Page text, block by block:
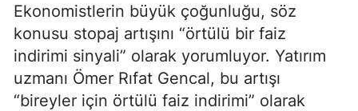
Ekonomistlerin büyük çoğunluğu, söz
konusu stopaj artışını “örtülü bir faiz
indirimi sinyali” olarak yorumluyor. Yatırım
uzmanı Ömer Rıfat Gencal, bu artışı
“bireyler için örtülü faiz indirimi” olarak